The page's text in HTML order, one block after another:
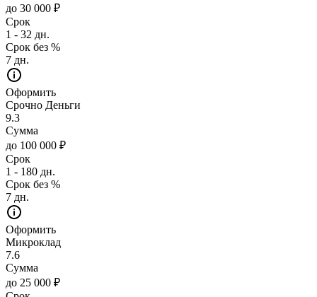
до 30 000 ₽
Срок
1 - 32 дн.
Срок без %
7 дн.
Оформить
Срочно Деньги
9.3
Сумма
до 100 000 ₽
Срок
1 - 180 дн.
Срок без %
7 дн.
Оформить
Микроклад
7.6
Сумма
до 25 000 ₽